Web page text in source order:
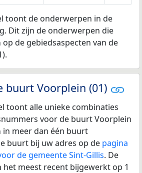
toont de onderwerpen in de
Dit zijn de onderwerpen die
de gebiedsaspecten van de
buurt Voorplein (01)
toont alle unieke combinaties
voor de buurt Voorplein
in meer dan één buurt
buurt bij uw adres op de pagina
de gemeente Sint-Gillis. De
het meest recent bijgewerkt op 1